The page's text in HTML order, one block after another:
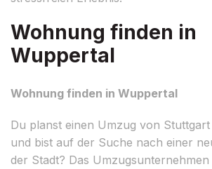
Wohnung finden in
Wuppertal
Wohnung finden in Wuppertal
Du planst einen Umzug von
und bist auf der Suche nach einer
der Stadt? Das